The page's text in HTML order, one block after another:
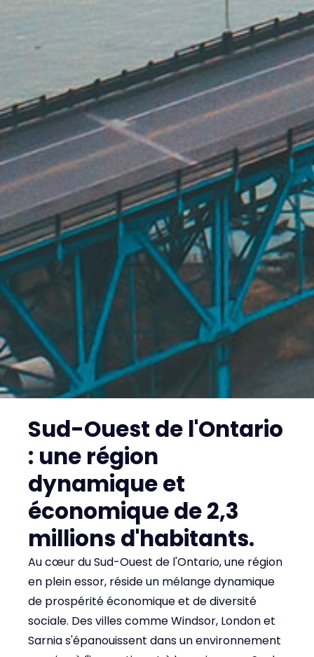
Sud-Ouest de l'Ontario
: une région
dynamique et
économique de 2,3
millions d'habitants.
Au cœur du Sud-Ouest de l'Ontario, une région
en plein essor, réside un mélange dynamique
de prospérité économique et de diversité
sociale. Des villes comme Windsor, London et
Sarnia s'épanouissent dans un environnement